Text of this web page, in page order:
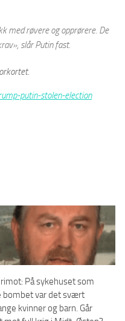
med røvere og opprørere. De
slår Putin fast.
putin-stolen-election
På sykehuset som
bombet var det svært
kvinner og barn. Går